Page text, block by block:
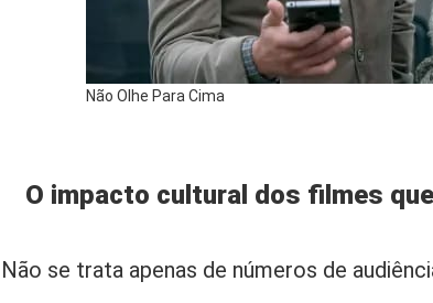
Não Olhe Para Cima
O impacto cultural dos filmes
Não se trata apenas de números de